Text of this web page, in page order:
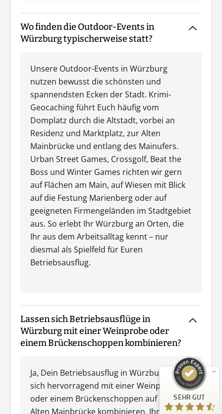
Wo finden die Outdoor-Events in
Würzburg typischerweise statt?
Unsere Outdoor-Events in Würzburg
nutzen bewusst die schönsten und
spannendsten Ecken der Stadt. Krimi-
Geocaching führt Euch häufig vom
Domplatz durch die Altstadt, vorbei an
Residenz und Marktplatz, zur Alten
Mainbrücke und entlang des Mainufers.
Urban Street Games, Crossgolf, Beat the
Boss und Winter Games richten wir gern
auf Flächen am Main, auf Wiesen mit Blick
auf die Festung Marienberg oder auf
geeigneten Firmengeländen im Stadtgebiet
aus. So erlebt Ihr Würzburg an Orten, die
Ihr aus dem Arbeitsalltag kennt – nur
diesmal als Spielfeld für Euren
Betriebsausflug.
Lassen sich Betriebsausflüge in
Würzburg mit einer Weinprobe oder
einem Brückenschoppen kombinieren?
Ja, Dein Betriebsausflug in Würzburg lässt
sich hervorragend mit einer Weinprobe
oder einem Brückenschoppen auf der
Alten Mainbrücke kombinieren. Ihr könnt
SEHR GUT
Guiders Events
%
Empfehlungen auf
ProvenExpert.com
SEHR GUT
23
Bewertungen auf ProvenExpert.com